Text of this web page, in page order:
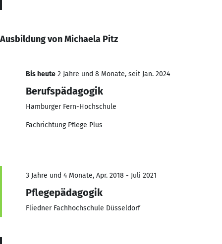
Ausbildung von Michaela Pitz
Bis heute 2 Jahre und 8 Monate, seit Jan. 2024
Berufspädagogik
Hamburger Fern-Hochschule
Fachrichtung Pflege Plus
3 Jahre und 4 Monate, Apr. 2018 - Juli 2021
Pflegepädagogik
Fliedner Fachhochschule Düsseldorf